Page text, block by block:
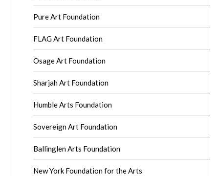
Pure Art Foundation
FLAG Art Foundation
Osage Art Foundation
Sharjah Art Foundation
Humble Arts Foundation
Sovereign Art Foundation
Ballinglen Arts Foundation
New York Foundation for the Arts